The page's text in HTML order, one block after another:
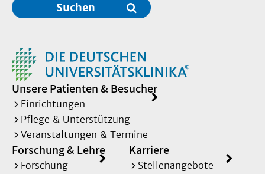
Suchen
Unsere Patienten & Besucher
Einrichtungen
Pflege & Unterstützung
Veranstaltungen & Termine
Forschung & Lehre
Forschung
Karriere
Stellenangebote